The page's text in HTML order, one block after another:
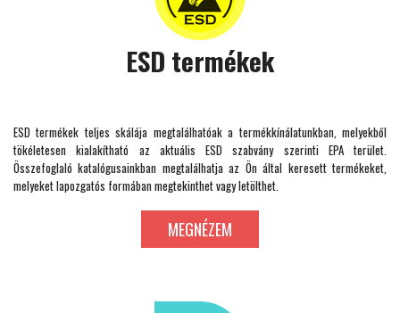
ESD termékek
ESD termékek teljes skálája megtalálhatóak a termékkínálatunkban, melyekből
tökéletesen kialakítható az aktuális ESD szabvány szerinti EPA terület.
Összefoglaló katalógusainkban megtalálhatja az Ön által keresett termékeket,
melyeket lapozgatós formában megtekinthet vagy letölthet.
MEGNÉZEM